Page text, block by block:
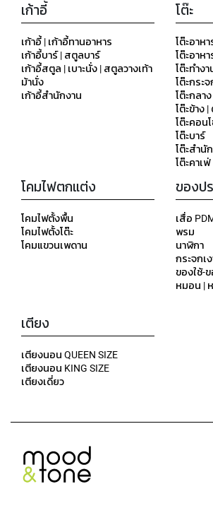
เก้าอี้
เก้าอี้ | เก้าอี้ทานอาหาร
เก้าอี้บาร์ | สตูลบาร์
เก้าอี้สตูล | เบาะนั่ง | สตูลวางเท้า
ม้านั่ง
เก้าอี้สำนักงาน
โต๊ะ
โต๊ะอาหา
โต๊ะอาห
โต๊ะทำง
โต๊ะกระ
โต๊ะกลาง
โต๊ะข้าง
โต๊ะคอน
โต๊ะบาร์
โต๊ะสำนั
โต๊ะคาเฟ่
โคมไฟตกแต่ง
โคมไฟตั้งพื้น
โคมไฟตั้งโต๊ะ
โคมแขวนเพดาน
ของป
เสื่อ
พรม
นาฬิกา
กระจกเ
ของใช้-
หมอน |
เตียง
เตียงนอน QUEEN SIZE
เตียงนอน KING SIZE
เตียงเดี่ยว